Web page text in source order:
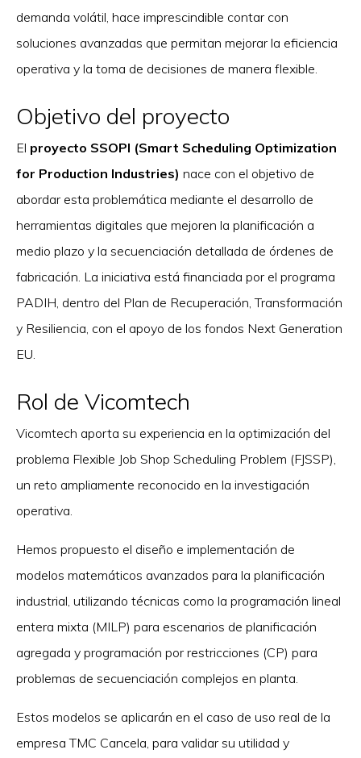
demanda volátil, hace imprescindible contar con
soluciones avanzadas que permitan mejorar la eficiencia
operativa y la toma de decisiones de manera flexible.
Objetivo del proyecto
El proyecto SSOPI (Smart Scheduling Optimization
for Production Industries) nace con el objetivo de
abordar esta problemática mediante el desarrollo de
herramientas digitales que mejoren la planificación a
medio plazo y la secuenciación detallada de órdenes de
fabricación. La iniciativa está financiada por el programa
PADIH, dentro del Plan de Recuperación, Transformación
y Resiliencia, con el apoyo de los fondos Next Generation
EU.
Rol de Vicomtech
Vicomtech aporta su experiencia en la optimización del
problema Flexible Job Shop Scheduling Problem (FJSSP),
un reto ampliamente reconocido en la investigación
operativa.
Hemos propuesto el diseño e implementación de
modelos matemáticos avanzados para la planificación
industrial, utilizando técnicas como la programación lineal
entera mixta (MILP) para escenarios de planificación
agregada y programación por restricciones (CP) para
problemas de secuenciación complejos en planta.
Estos modelos se aplicarán en el caso de uso real de la
empresa TMC Cancela, para validar su utilidad y